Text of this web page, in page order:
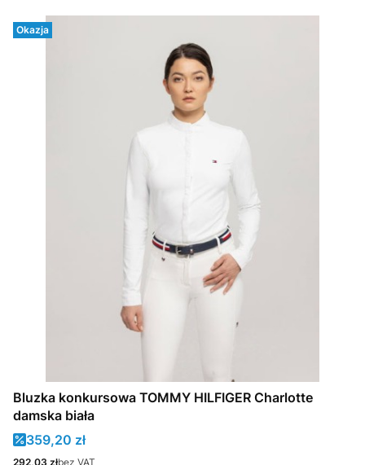
Okazja
Bluzka konkursowa TOMMY HILFIGER Charlotte
damska biała
Cena promocyjna
359,20 zł
Cena
292,03 złbez VAT